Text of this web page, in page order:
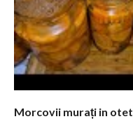
Morcovii murați in otet